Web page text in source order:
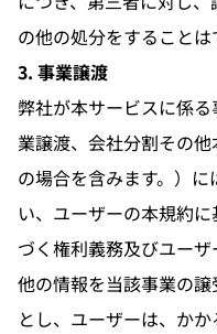
の他の処分をすることは
3. 事業譲渡
弊社が本サービスに係
業譲渡、会社分割その
の場合を含みます。）
い、ユーザーの本規約
づく権利義務及びユー
他の情報を当該事業の
とし、ユーザーは、か